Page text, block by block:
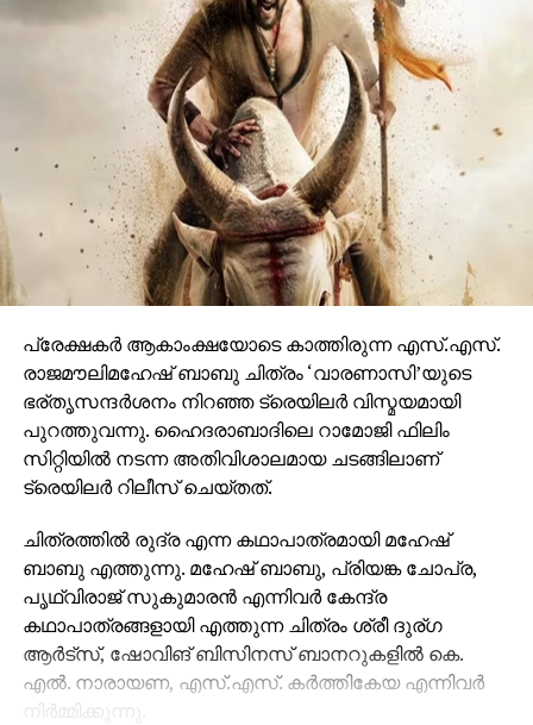
വേദിയെ ധന്യമാക്കി. ഐമാക്‌സിലാണ് ചിത്രം
ഒരുങ്ങുന്നത് എന്നതിനാല്‍ തന്നെ തിയേറ്ററുകളില്‍
ഗംഭീരമായ കാഴ്ചാനുഭൂതി
സമ്മാനിക്കുമെന്നുറപ്പാണ്.ബാഹുബലിയും ആർ ആർ
ആറും ഒരുക്കിയ രാജമൗലിയുടെ ബ്രഹ്മാണ്ഡ ചിത്രം
വാരണാസി 2027ൽ തിയേറ്ററുകളിലേക്കെത്തും. പി ആർ
ഓ ആൻഡ് മാർക്കറ്റിംഗ് സ്ട്രാറ്റജിസ്റ്റ് : പ്രതീഷ് ശേഖർ.
പ്രേക്ഷകര്‍ ആകാംക്ഷയോടെ കാത്തിരുന്ന എസ്.എസ്.
രാജമൗലിമഹേഷ് ബാബു ചിത്രം ‘വാരണാസി’യുടെ
ഭര്തൃസന്ദര്‍ശനം നിറഞ്ഞ ട്രെയിലര്‍ വിസ്മയമായി
പുറത്തുവന്നു. ഹൈദരാബാദിലെ റാമോജി ഫിലിം
സിറ്റിയില്‍ നടന്ന അതിവിശാലമായ ചടങ്ങിലാണ്
ട്രെയിലര്‍ റിലീസ് ചെയ്തത്.
ചിത്രത്തില്‍ രുദ്ര എന്ന കഥാപാത്രമായി മഹേഷ്
ബാബു എത്തുന്നു. മഹേഷ് ബാബു, പ്രിയങ്ക ചോപ്ര,
പൃഥ്വിരാജ് സുകുമാരന്‍ എന്നിവര്‍ കേന്ദ്ര
കഥാപാത്രങ്ങളായി എത്തുന്ന ചിത്രം ശ്രീ ദുര്ഗ
ആര്‍ട്‌സ്, ഷോവിങ് ബിസിനസ് ബാനറുകളില്‍ കെ.
എല്‍. നാരായണ, എസ്.എസ്. കര്‍ത്തികേയ എന്നിവര്‍
നിര്‍മ്മിക്കുന്നു.